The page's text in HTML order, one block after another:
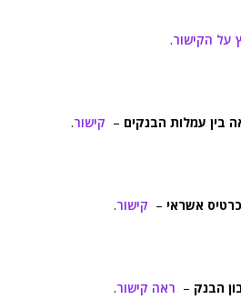
על הקישור.
בין עמלות הבנקים – קישור.
אשראי – קישור.
הבנק – ראה קישור.